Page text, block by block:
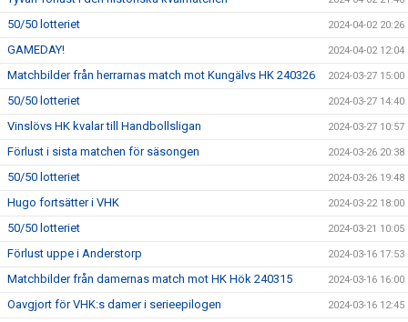
50/50 lotteriet 2024-04-02 20:26
GAMEDAY! 2024-04-02 12:04
Matchbilder från herrarnas match mot Kungälvs HK 240326 2024-03-27 15:00
50/50 lotteriet 2024-03-27 14:40
Vinslövs HK kvalar till Handbollsligan 2024-03-27 10:57
Förlust i sista matchen för säsongen 2024-03-26 20:38
50/50 lotteriet 2024-03-26 19:48
Hugo fortsätter i VHK 2024-03-22 18:00
50/50 lotteriet 2024-03-21 10:05
Förlust uppe i Anderstorp 2024-03-16 17:53
Matchbilder från damernas match mot HK Hök 240315 2024-03-16 16:00
Oavgjort för VHK:s damer i serieepilogen 2024-03-16 12:45